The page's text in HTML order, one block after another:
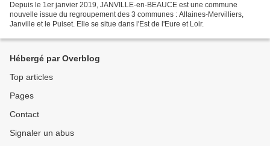
Depuis le 1er janvier 2019, JANVILLE-en-BEAUCE est une commune
nouvelle issue du regroupement des 3 communes : Allaines-Mervilliers,
Janville et le Puiset. Elle se situe dans l'Est de l'Eure et Loir.
Hébergé par Overblog
Top articles
Pages
Contact
Signaler un abus